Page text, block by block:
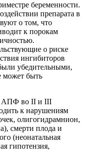
беременности.
препарата в
о том, что
к порокам
о риске
ингибиторов
убедительными,
может быть
АПФ во II и III
к нарушениям
олигогидрамнион,
смерти плода и
(неонатальная
гипотензия,